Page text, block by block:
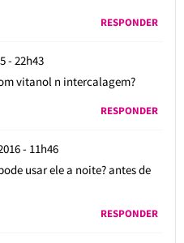
RESPONDER
- 22h43
vitanol n intercalagem?
RESPONDER
- 11h46
usar ele a noite? antes de
RESPONDER